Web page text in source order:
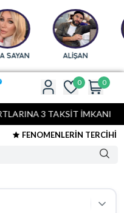
SAYAN ALİŞAN
0 0
3 TAKSİT İMKANI
FENOMENLERİN TERCİHİ